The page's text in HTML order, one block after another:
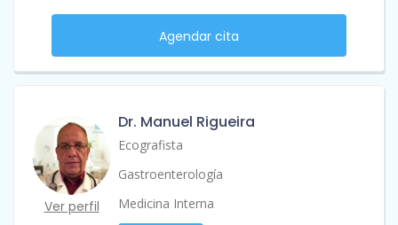
Agendar cita
Ver perfil
Dr. Manuel Rigueira
Ecografista
Gastroenterología
Medicina Interna